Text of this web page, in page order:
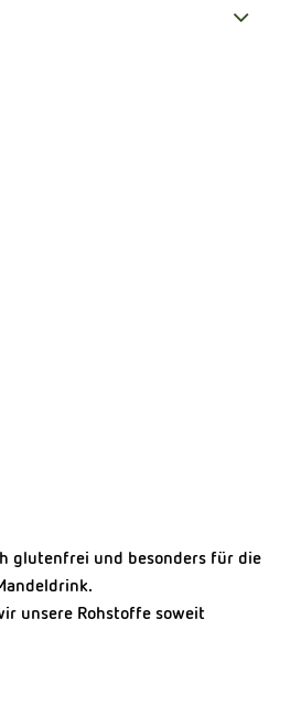
glutenfrei und besonders für die
unsere Rohstoffe soweit